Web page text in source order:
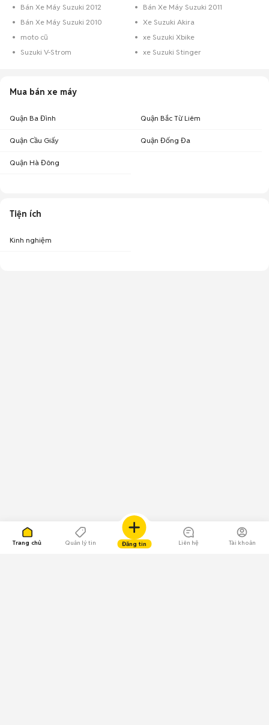
Trang chủ Quản lý tin Đăng tin Liên hệ Tài khoản
Bán Xe Máy Suzuki 2012
Bán Xe Máy Suzuki 2011
Bán Xe Máy Suzuki 2010
Xe Suzuki Akira
moto cũ
xe Suzuki Xbike
Suzuki V-Strom
xe Suzuki Stinger
Mua bán xe máy
Quận Ba Đình Quận Bắc Từ Liêm
Quận Cầu Giấy Quận Đống Đa
Quận Hà Đông
Tiện ích
Kinh nghiệm